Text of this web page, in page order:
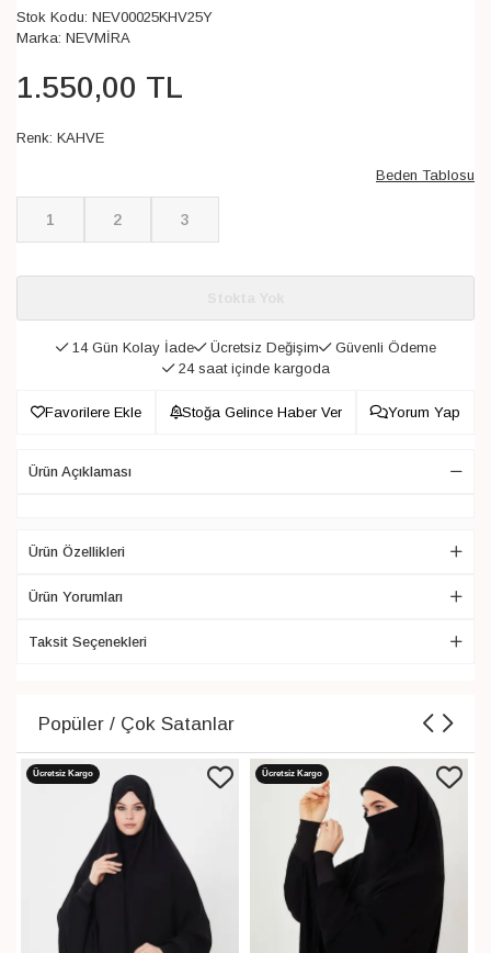
Stok Kodu: NEV00025KHV25Y
Marka: NEVMİRA
1.550,00 TL
Renk: KAHVE
Beden Tablosu
1 2 3
14 Gün Kolay İade Ücretsiz Değişim
Güvenli Ödeme
24 saat içinde kargoda
Favorilere Ekle Stoğa Gelince Haber Ver Yorum Yap
Ürün Açıklaması
Ürün Özellikleri
Ürün Yorumları
Taksit Seçenekleri
Popüler / Çok Satanlar
Ücretsiz Kargo Ücretsiz Kargo